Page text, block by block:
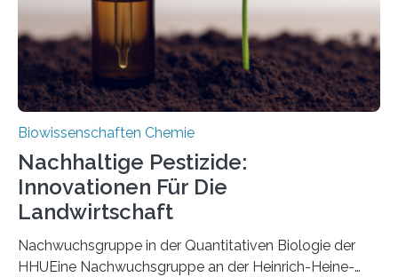
Mückenlarve aus dem Mesozoikum dar, denn…
Biowissenschaften Chemie
Nachhaltige Pestizide:
Innovationen Für Die
Landwirtschaft
Nachwuchsgruppe in der Quantitativen Biologie der
HHUEine Nachwuchsgruppe an der Heinrich-Heine-